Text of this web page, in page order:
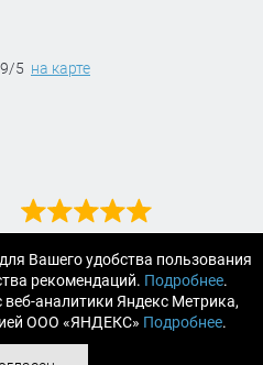
5 на карте
на Яндекс маркет
Читайте отзывы
строительные и
Вашего удобства пользования
рекомендаций. Подробнее.
веб-аналитики Яндекс Метрика,
ООО «ЯНДЕКС» Подробнее.